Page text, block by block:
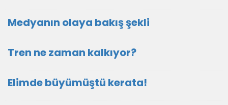
Medyanın olaya bakış şekli
Tren ne zaman kalkıyor?
Elimde büyümüştü kerata!